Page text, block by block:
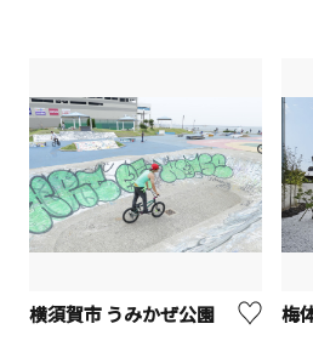
横須賀市 うみかぜ公園